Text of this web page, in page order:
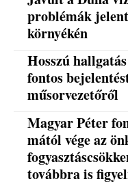
problémák
környékén
Hosszú
fontos
műsorvezetőről
Magyar Péter
mától vége az
továbbra is